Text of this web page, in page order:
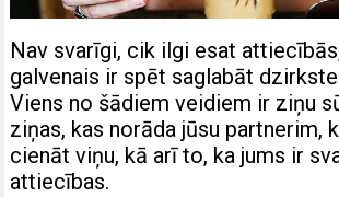
Nav svarīgi, cik ilgi esat
galvenais ir spēt saglabāt
Viens no šādiem veidiem ir ziņu
ziņas, kas norāda jūsu partnerim,
cienāt viņu, kā arī to, ka jums ir
attiecības.